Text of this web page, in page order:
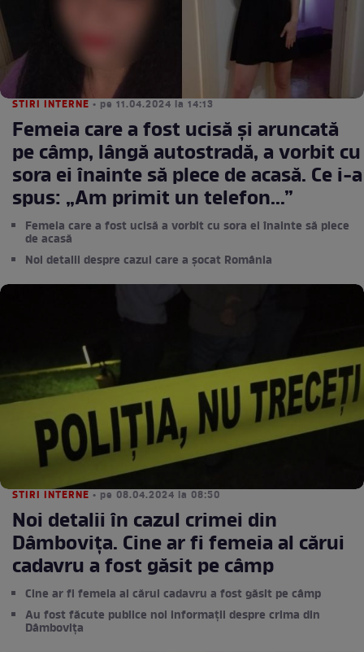
STIRI INTERNE • pe 11.04.2024 la 14:13
Femeia care a fost ucisă și aruncată
pe câmp, lângă autostradă, a vorbit cu
sora ei înainte să plece de acasă. Ce i-a
spus: „Am primit un telefon...”
Femeia care a fost ucisă a vorbit cu sora ei înainte să plece
de acasă
Noi detalii despre cazul care a șocat România
STIRI INTERNE • pe 08.04.2024 la 08:50
Noi detalii în cazul crimei din
Dâmbovița. Cine ar fi femeia al cărui
cadavru a fost găsit pe câmp
Cine ar fi femeia al cărui cadavru a fost găsit pe câmp
Au fost făcute publice noi informații despre crima din
Dâmbovița